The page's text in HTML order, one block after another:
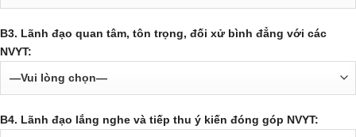
B3. Lãnh đạo quan tâm, tôn trọng, đối xử bình đẳng với các
NVYT:
B4. Lãnh đạo lắng nghe và tiếp thu ý kiến đóng góp NVYT: